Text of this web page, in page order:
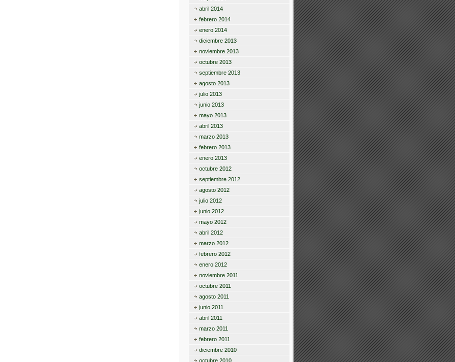
abril 2014
febrero 2014
enero 2014
diciembre 2013
noviembre 2013
octubre 2013
septiembre 2013
agosto 2013
julio 2013
junio 2013
mayo 2013
abril 2013
marzo 2013
febrero 2013
enero 2013
octubre 2012
septiembre 2012
agosto 2012
julio 2012
junio 2012
mayo 2012
abril 2012
marzo 2012
febrero 2012
enero 2012
noviembre 2011
octubre 2011
agosto 2011
junio 2011
abril 2011
marzo 2011
febrero 2011
diciembre 2010
octubre 2010